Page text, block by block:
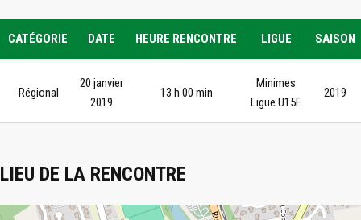
CATÉGORIE DATE HEURE RENCONTRE LIGUE SAISON
Régional
20 janvier
2019
13 h 00 min
Minimes
Ligue U15F
2019
LIEU DE LA RENCONTRE